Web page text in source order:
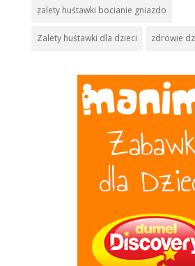
zalety huśtawki bocianie gniazdo
Zalety huśtawki dla dzieci zdrowie